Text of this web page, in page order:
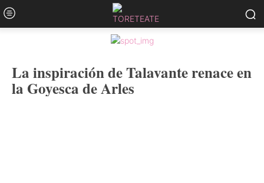
La inspiración de Talavante renace en
la Goyesca de Arles